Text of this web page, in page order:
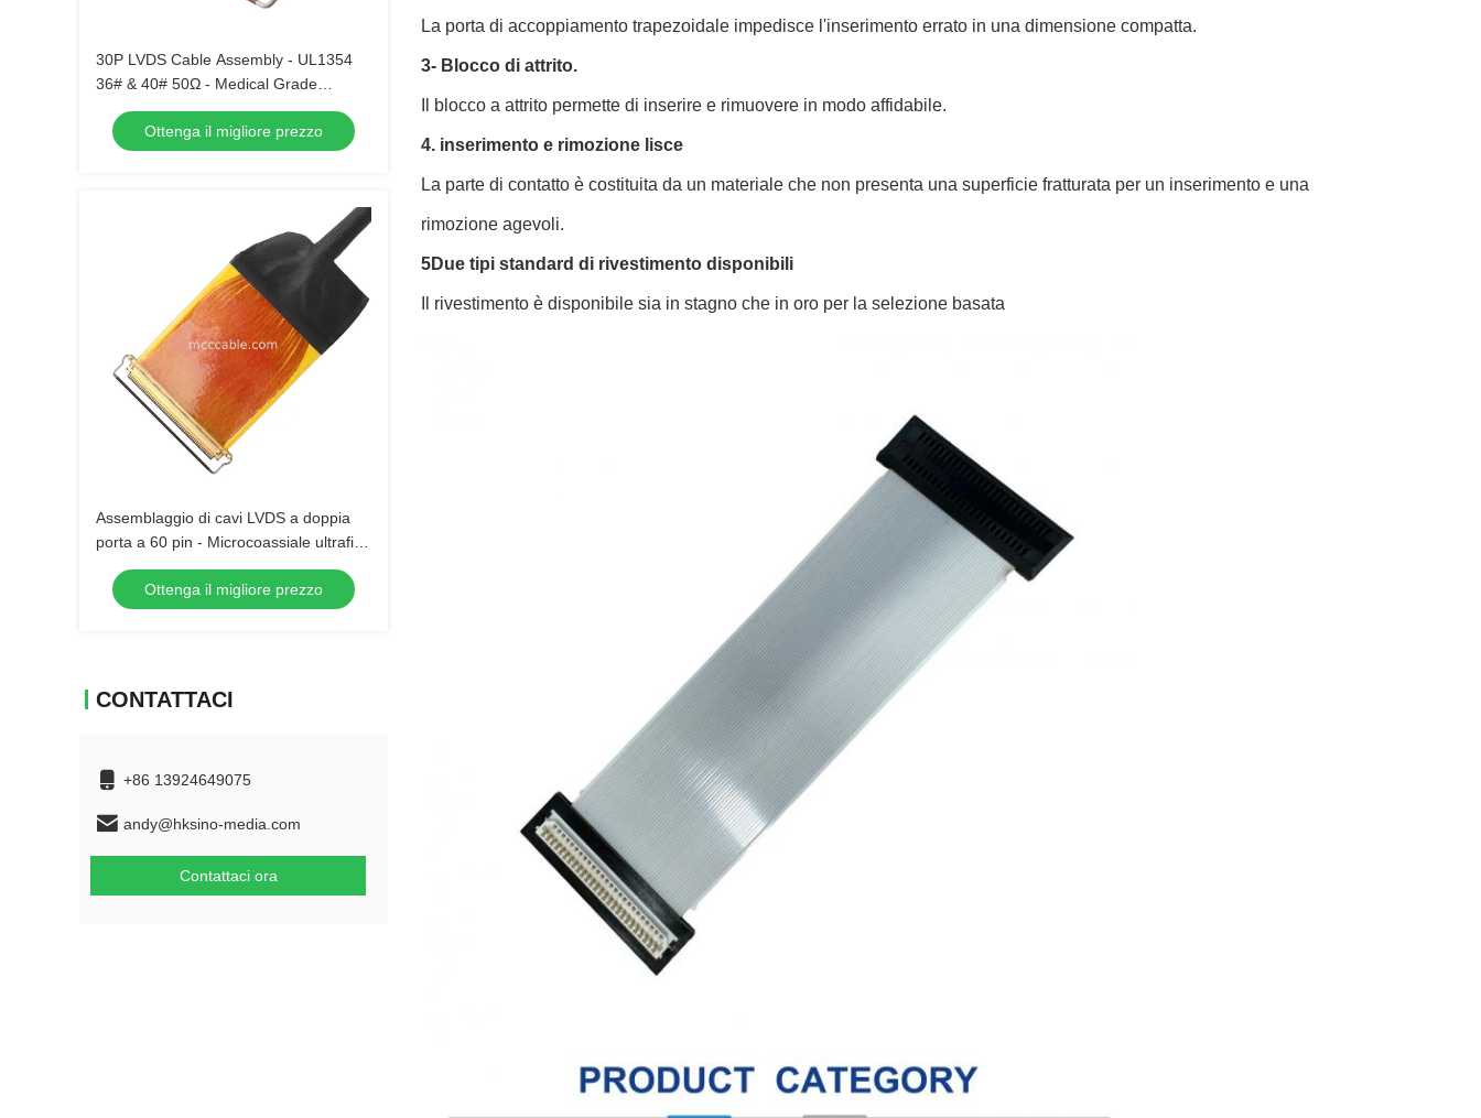
30P LVDS Cable Assembly - UL1354
36# & 40# 50Ω - Medical Grade
Compatible
Ottenga il migliore prezzo
Assemblaggio di cavi LVDS a doppia
porta a 60 pin - Microcoassiale ultrafine
36AWG
Ottenga il migliore prezzo
CONTATTACI
+86 13924649075
andy@hksino-media.com
Contattaci ora
La porta di accoppiamento trapezoidale impedisce l'inserimento errato in una dimensione compatta.
3- Blocco di attrito.
Il blocco a attrito permette di inserire e rimuovere in modo affidabile.
4. inserimento e rimozione lisce
La parte di contatto è costituita da un materiale che non presenta una superficie fratturata per un inserimento e una
rimozione agevoli.
5Due tipi standard di rivestimento disponibili
Il rivestimento è disponibile sia in stagno che in oro per la selezione basata